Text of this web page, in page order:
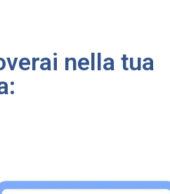
nella tua